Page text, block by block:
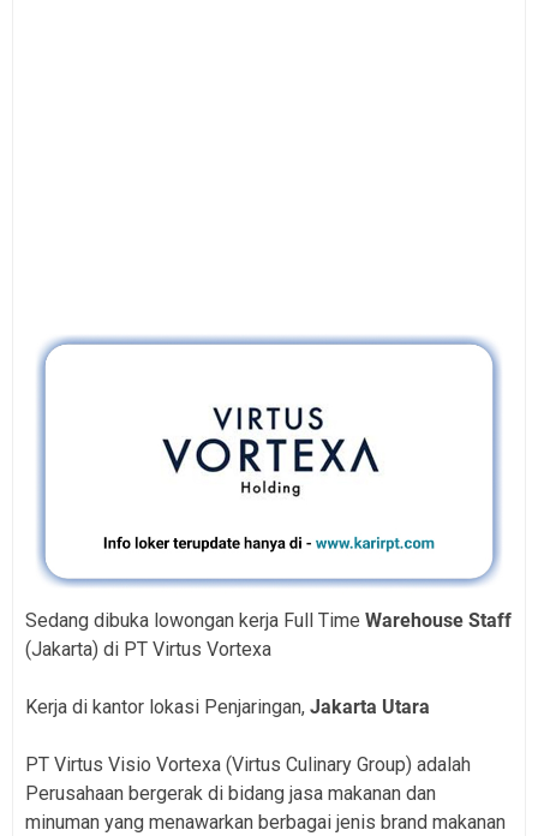
Sedang dibuka lowongan kerja Full Time Warehouse Staff
(Jakarta) di PT Virtus Vortexa
Kerja di kantor lokasi Penjaringan, Jakarta Utara
PT Virtus Visio Vortexa (Virtus Culinary Group) adalah
Perusahaan bergerak di bidang jasa makanan dan
minuman yang menawarkan berbagai jenis brand makanan